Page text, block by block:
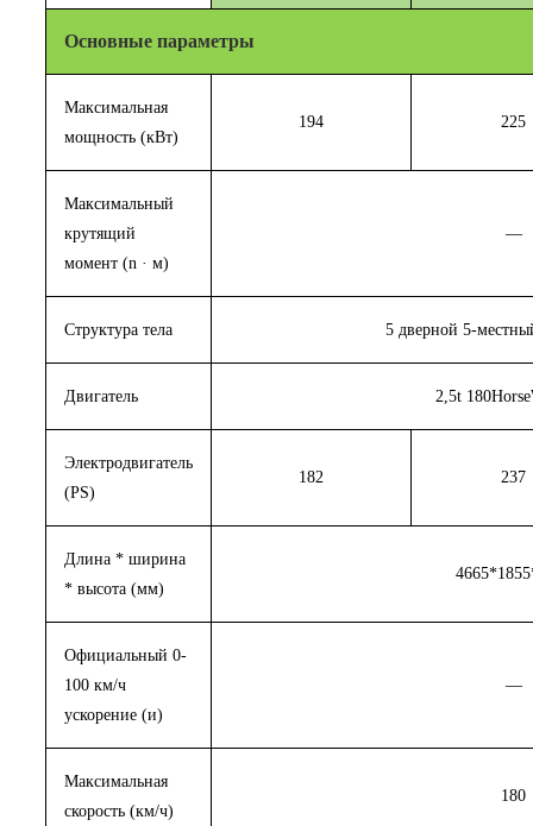
Основные параметры
Максимальная
мощность (кВт)
194 225
Максимальный
крутящий
момент (n · м)
—
Структура тела 5 дверной 5-
Двигатель 2,5t
Электродвигатель
(PS)
182 237
Длина * ширина
* высота (мм)
Официальный 0-
100 км/ч
ускорение (и)
—
Максимальная
скорость (км/ч)
180